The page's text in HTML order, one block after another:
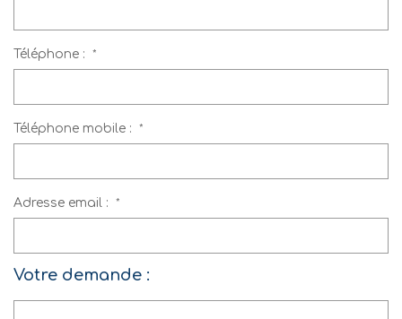
Téléphone : *
Téléphone mobile : *
Adresse email : *
Votre demande :